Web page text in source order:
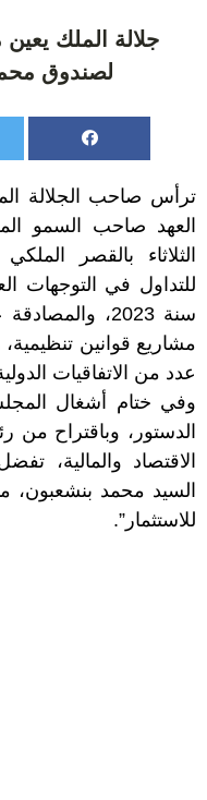
جلالة الملك
لصندوق
ترأس صاحب الجلالة
العهد صاحب السمو
الثلاثاء بالقصر
للتداول في التوجهات
سنة 2023،
مشاريع قوانين
عدد من الاتفاقيات
الدستور، وباقتراح من
الاقتصاد والمالية،
السيد محمد بنشعبون،
للاستثمار”.